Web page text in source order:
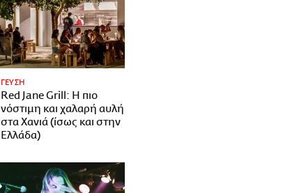
ΓΕΥΣΗ
Red Jane Grill: Η πιο
νόστιμη και χαλαρή αυλή
στα Χανιά (ίσως και στην
Ελλάδα)